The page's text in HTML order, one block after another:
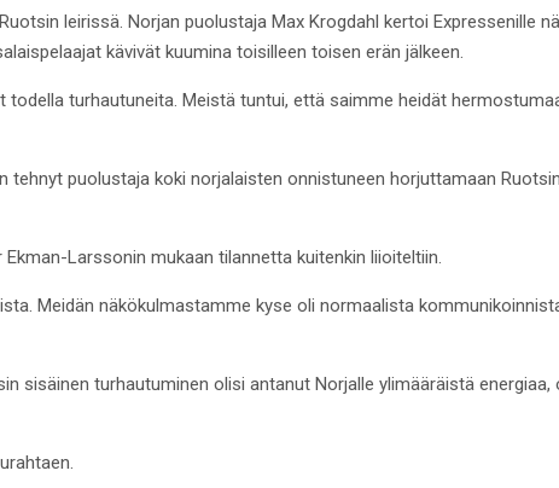
leirissä. Norjan puolustaja Max Krogdahl kertoi Expressenille
kävivät kuumina toisilleen toisen erän jälkeen.
todella turhautuneita. Meistä tuntui, että saimme heidät
tehnyt puolustaja koki norjalaisten onnistuneen horjuttamaan Ruotsin
Larssonin mukaan tilannetta kuitenkin liioiteltiin.
Meidän näkökulmastamme kyse oli normaalista
sisäinen turhautuminen olisi antanut Norjalle ylimääräistä energiaa,